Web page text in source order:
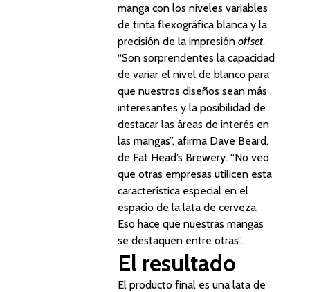
manga con los niveles variables
de tinta flexográfica blanca y la
precisión de la impresión offset.
“Son sorprendentes la capacidad
de variar el nivel de blanco para
que nuestros diseños sean más
interesantes y la posibilidad de
destacar las áreas de interés en
las mangas”, afirma Dave Beard,
de Fat Head’s Brewery. “No veo
que otras empresas utilicen esta
característica especial en el
espacio de la lata de cerveza.
Eso hace que nuestras mangas
se destaquen entre otras”.
El resultado
El producto final es una lata de